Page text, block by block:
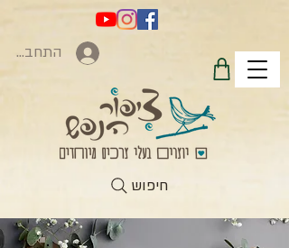
התחברות
חיפוש